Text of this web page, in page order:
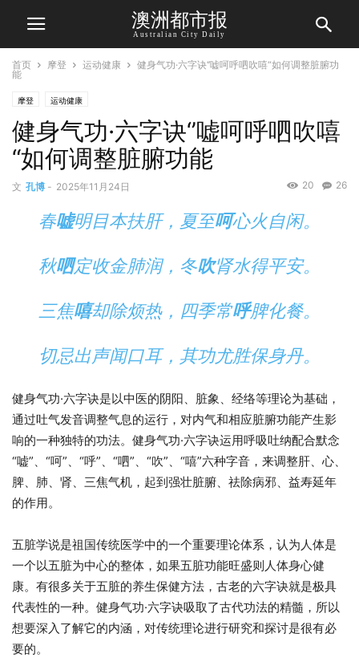
澳洲都市报
Australian City Daily
首页 摩登 运动健康
健身气功·六字诀‘’嘘呵呼呬吹嘻“如何调整脏腑功
能
摩登 运动健康
健身气功·六字诀‘’嘘呵呼呬吹嘻
“如何调整脏腑功能
文 孔博 - 2025年11月24日 26
20
春嘘明目本扶肝，夏至呵心火自闲。
秋呬定收金肺润，冬吹肾水得平安。
三焦嘻却除烦热，四季常呼脾化餐。
切忌出声闻口耳，其功尤胜保身丹。
健身气功·六字诀是以中医的阴阳、脏象、经络等理论为基础，
通过吐气发音调整气息的运行，对内气和相应脏腑功能产生影
响的一种独特的功法。健身气功·六字诀运用呼吸吐纳配合默念
“嘘”、“呵”、“呼”、“呬”、“吹”、“嘻”六种字音，来调整肝、心、
脾、肺、肾、三焦气机，起到强壮脏腑、祛除病邪、益寿延年
的作用。
五脏学说是祖国传统医学中的一个重要理论体系，认为人体是
一个以五脏为中心的整体，如果五脏功能旺盛则人体身心健
康。有很多关于五脏的养生保健方法，古老的六字诀就是极具
代表性的一种。健身气功·六字诀吸取了古代功法的精髓，所以
想要深入了解它的内涵，对传统理论进行研究和探讨是很有必
要的。